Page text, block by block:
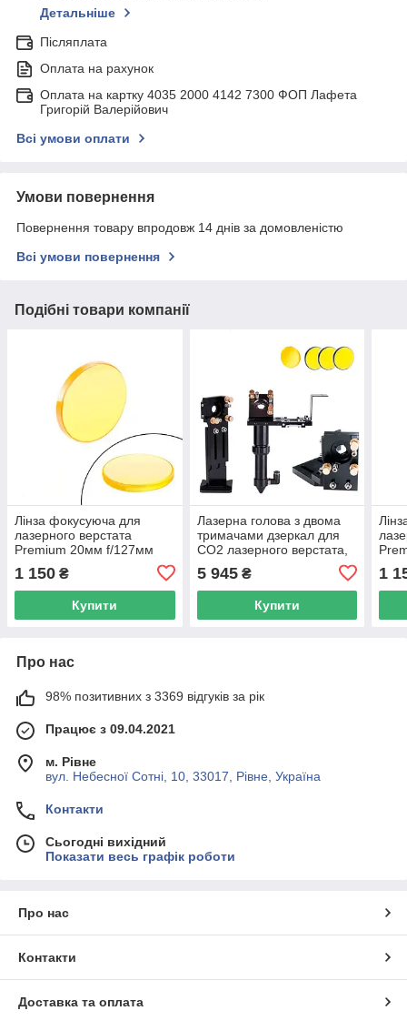
Детальніше
Післяплата
Оплата на рахунок
Оплата на картку 4035 2000 4142 7300 ФОП Лафета
Григорій Валерійович
Всі умови оплати
Умови повернення
Повернення товару впродовж 14 днів за домовленістю
Всі умови повернення
Подібні товари компанії
Лінза фокусуюча для
лазерного верстата
Premium 20мм f/127мм
1 150 ₴
Купити
Лазерна голова з двома
тримачами дзеркал для
CO2 лазерного верстата,
5 945₴
Купити
1
Про нас
98% позитивних з 3369 відгуків за рік
Працює з 09.04.2021
м. Рівне
вул. Небесної Сотні, 10, 33017, Рівне, Україна
Контакти
Сьогодні вихідний
Показати весь графік роботи
Про нас
Контакти
Доставка та оплата